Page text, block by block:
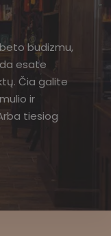
budizmu,
esate
Čia galite
ir
tiesiog